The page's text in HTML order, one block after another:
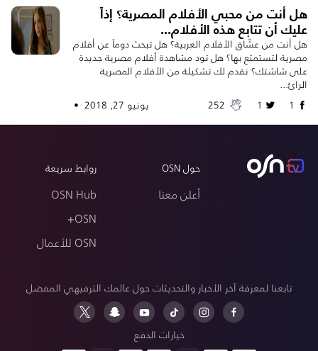
هل أنت من محبي الأفلام المصرية؟ إذاً
عليك أن تتابع هذه الأفلام...
هل أنت من عشّاق الأفلام العربية؟ هل تبحث دوماً عن أفلام
مصرية لتستمتع بها؟ هل تود مشاهدة أفلام مصرية جديدة
على شاشتك؟ نقدم لك تشكيلة من الأفلام المصرية
الرائ...
يونيو 27, 2018 •
حول OSN
أعلن معنا
روابط سريعة
OSN Hub
OSN+
OSN للأعمال
تابعنا لمعرفة آخر الأخبار والتحديثات حول عالمك الترفيهي المفضل
خيارات الدفع